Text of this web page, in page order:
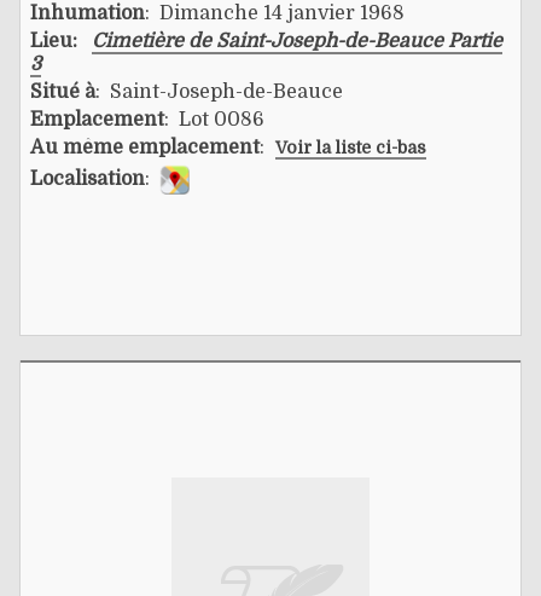
Inhumation: Dimanche 14 janvier 1968
Lieu:
Cimetière de Saint-Joseph-de-Beauce Partie
3
Situé à: Saint-Joseph-de-Beauce
Emplacement: Lot 0086
Au même emplacement: Voir la liste ci-bas
Localisation: